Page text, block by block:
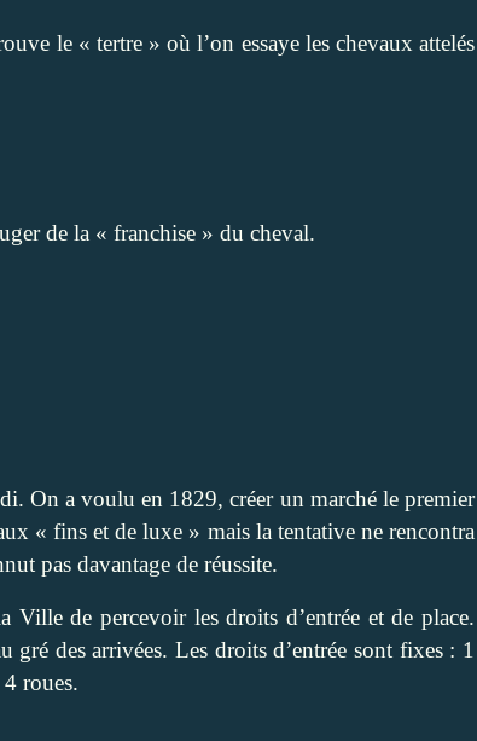
le « tertre » où l’on essaye les chevaux attelés
de la « franchise » du cheval.
On a voulu en 1829, créer un marché le premier
« fins et de luxe » mais la tentative ne rencontra
pas davantage de réussite.
de percevoir les droits d’entrée et de place.
gré des arrivées. Les droits d’entrée sont fixes : 1
roues.